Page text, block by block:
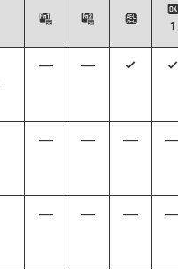
w y j
k
1
— — 4 4
— — —
— — —